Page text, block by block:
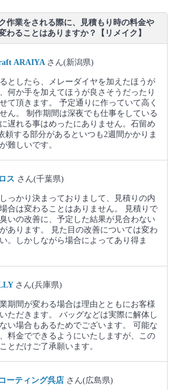
作業をされる際に、見積もり時の料金や
わることはありますか？【リメイク】
ARAIYA さん(新潟県)
としたら、メレーダイヤを加えたほうが
何か手を加えてほうが良さそうだったり
て頂きます。 予定通りに作っていて高く
ん。 制作期間は深夜でも仕事をしている
遅れる事はめったにありません。石留め
頼する部分があるといつも2週間かかりま
難しいです。
ス さん(千葉県)
っかり決まっておりまして、見積りの内
合は変わることはありません。 見積りで
いの改善に、予定した結果が見合わない
あります。 見た目の改善については変わ
。しかしながら場合によってあり得ま
さん(兵庫県)
期間が変わる場合は理由とともにお客様
ただきます。 バッグなどは実際に解体し
い場合もあるためでございます。 可能な
料金でできるようにいたしますが、この
とだけご了承願います。
ーティング呉店 さん(広島県)